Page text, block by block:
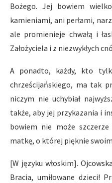
Bożego. Jej bowiem
kamieniami, ani perłami,
ale promienieje chwałą i
Założyciela i z niezwykłych
A ponadto, każdy, kto
chrześcijańskiego, ma tak
niczym nie uchybiał
także, aby jej przykazania i
bowiem nie może
matkę, o której pięknie
[W języku włoskim].
Bracia, umiłowane dzieci!